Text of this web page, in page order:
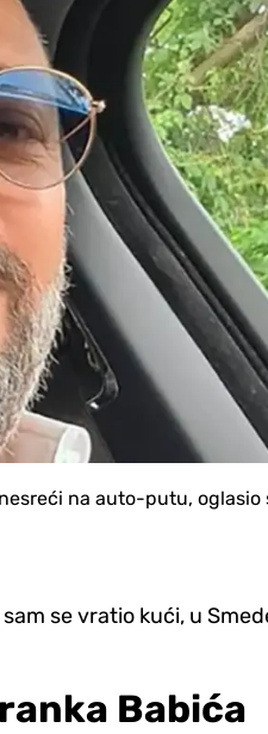
na auto-putu, oglasio
se vratio kući, u
Babića